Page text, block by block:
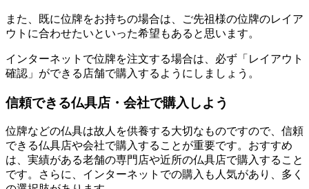
また、既に位牌をお持ちの場合は、ご先祖様の位牌のレイア
ウトに合わせたいといった希望もあると思います。
インターネットで位牌を注文する場合は、必ず「レイアウト
確認」ができる店舗で購入するようにしましょう。
信頼できる仏具店・会社で購入しよう
位牌などの仏具は故人を供養する大切なものですので、信頼
できる仏具店や会社で購入することが重要です。おすすめ
は、実績がある老舗の専門店や近所の仏具店で購入すること
です。さらに、インターネットでの購入も人気があり、多く